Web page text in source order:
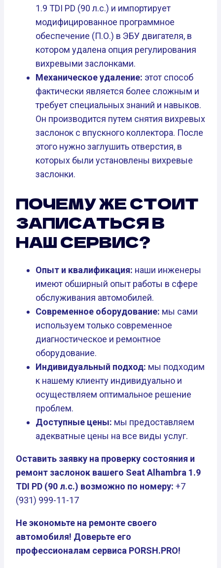
1.9 TDI PD (90 л.с.) и импортирует
модифицированное программное
обеспечение (П.О.) в ЭБУ двигателя, в
котором удалена опция регулирования
вихревыми заслонками.
Механическое удаление: этот способ
фактически является более сложным и
требует специальных знаний и навыков.
Он производится путем снятия вихревых
заслонок с впускного коллектора. После
этого нужно заглушить отверстия, в
которых были установлены вихревые
заслонки.
ПОЧЕМУ ЖЕ СТОИТ
ЗАПИСАТЬСЯ В
НАШ СЕРВИС?
Опыт и квалификация: наши инженеры
имеют обширный опыт работы в сфере
обслуживания автомобилей.
Современное оборудование: мы сами
используем только современное
диагностическое и ремонтное
оборудование.
Индивидуальный подход: мы подходим
к нашему клиенту индивидуально и
осуществляем оптимальное решение
проблем.
Доступные цены: мы предоставляем
адекватные цены на все виды услуг.
Оставить заявку на проверку состояния и
ремонт заслонок вашего Seat Alhambra 1.9
TDI PD (90 л.с.) возможно по номеру: +7
(931) 999-11-17
Не экономьте на ремонте своего
автомобиля! Доверьте его
профессионалам сервиса PORSH.PRO!